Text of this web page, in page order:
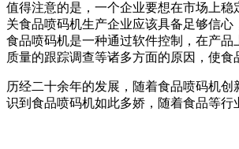
值得注意的是，一个企业要想在市场上
关食品喷码机生产企业应该具备足够信
食品喷码机是一种通过软件控制，在产
质量的跟踪调查等诸多方面的原因，使
历经二十余年的发展，随着食品喷码机
识到食品喷码机如此多娇，随着食品等